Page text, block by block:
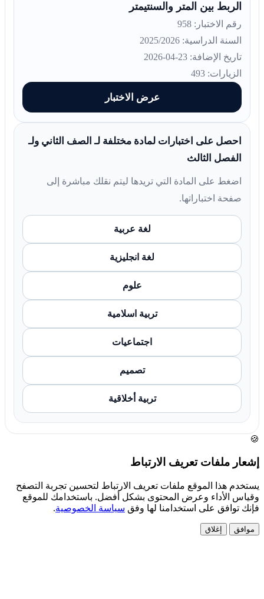
الربط بين المتر والسنتيمتر
رقم الاختبار: 958
السنة الدراسية: 2025/2026
تاريخ الإضافة: 23-04-2026
الزيارات: 493
عرض الاختبار
احصل على اختبارات لمادة مختلفة لـ الصف الثاني ولـ
الفصل الثالث
اضغط على المادة التي تريدها ليتم نقلك مباشرة إلى
صفحة اختباراتها.
لغة عربية
لغة انجليزية
علوم
تربية اسلامية
اجتماعيات
تصميم
تربية أخلاقية
🍪
إشعار ملفات تعريف الارتباط
يستخدم هذا الموقع ملفات تعريف الارتباط لتحسين تجربة التصفح
وقياس الأداء وعرض المحتوى بشكل أفضل. باستخدامك للموقع
فإنك توافق على استخدامنا لها وفق سياسة الخصوصية.
موافق إغلاق